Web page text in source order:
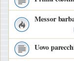
Messor
Uovo